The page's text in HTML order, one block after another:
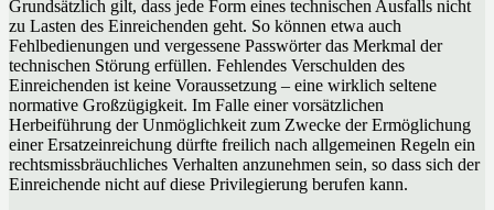
Grundsätzlich gilt, dass jede Form eines technischen Ausfalls nicht
zu Lasten des Einreichenden geht. So können etwa auch
Fehlbedienungen und vergessene Passwörter das Merkmal der
technischen Störung erfüllen. Fehlendes Verschulden des
Einreichenden ist keine Voraussetzung – eine wirklich seltene
normative Großzügigkeit. Im Falle einer vorsätzlichen
Herbeiführung der Unmöglichkeit zum Zwecke der Ermöglichung
einer Ersatzeinreichung dürfte freilich nach allgemeinen Regeln ein
rechtsmissbräuchliches Verhalten anzunehmen sein, so dass sich der
Einreichende nicht auf diese Privilegierung berufen kann.